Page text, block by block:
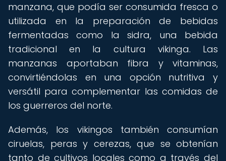
manzana, que podía ser consumida fresca o
utilizada en la preparación de bebidas
fermentadas como la sidra, una bebida
tradicional en la cultura vikinga. Las
manzanas aportaban fibra y vitaminas,
convirtiéndolas en una opción nutritiva y
versátil para complementar las comidas de
los guerreros del norte.
Además, los vikingos también consumían
ciruelas, peras y cerezas, que se obtenían
tanto de cultivos locales como a través del